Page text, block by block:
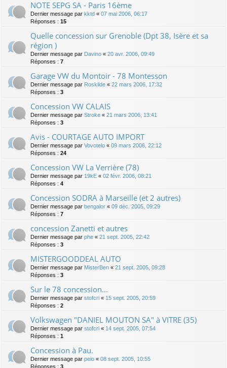
NOTE SEPG SA - Paris 16ème
Dernier message par kktd « 07 mai 2006, 06:17
Réponses : 15
Quelle concession sur Grenoble (Dpt 38, Isère et sa
région )
Dernier message par Davino « 20 avr. 2006, 09:49
Réponses : 7
Garage VW du Montoir - 78 Montesson
Dernier message par Roskilde « 22 mars 2006, 17:32
Réponses : 3
Concession VW CALAIS
Dernier message par Stroke « 21 mars 2006, 13:41
Réponses : 3
Avis - COURTAGE AUTO IMPORT
Dernier message par Vovotelo « 09 mars 2006, 22:12
Réponses : 24
Concession VW La Verrière (78)
Dernier message par 19kE « 02 févr. 2006, 08:21
Réponses : 4
Concession SODRA à Marseille (et 2 autres)
Dernier message par bengalor « 09 déc. 2005, 09:29
Réponses : 7
concession Zanetti et autres
Dernier message par phe « 21 sept. 2005, 22:42
Réponses : 3
MISTERGOODDEAL AUTO
Dernier message par MisterBen « 21 sept. 2005, 09:28
Réponses : 3
Sur le 78 concession...
Dernier message par stofcri « 15 sept. 2005, 20:59
Réponses : 2
Volkswagen "DANIEL MOUTON SA" à VITRE (35)
Dernier message par stofcri « 14 sept. 2005, 07:54
Réponses : 1
Concession à Pau.
Dernier message par peio « 08 sept. 2005, 10:55
Réponses : 3